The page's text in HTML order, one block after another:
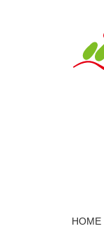
HOME